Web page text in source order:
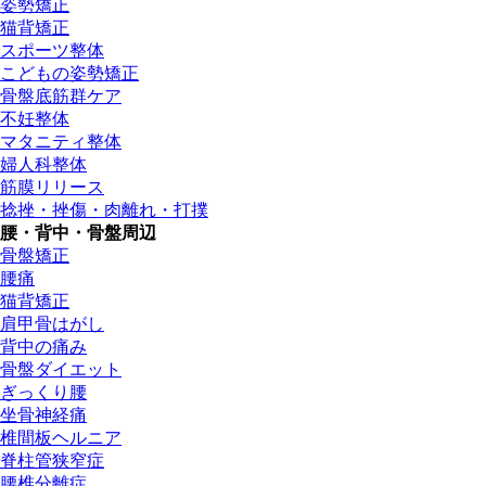
姿勢矯正
猫背矯正
スポーツ整体
こどもの姿勢矯正
骨盤底筋群ケア
不妊整体
マタニティ整体
婦人科整体
筋膜リリース
捻挫・挫傷・肉離れ・打撲
腰・背中・骨盤周辺
骨盤矯正
腰痛
猫背矯正
肩甲骨はがし
背中の痛み
骨盤ダイエット
ぎっくり腰
坐骨神経痛
椎間板ヘルニア
脊柱管狭窄症